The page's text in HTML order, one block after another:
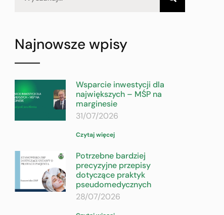
Najnowsze wpisy
Wsparcie inwestycji dla
największych – MŚP na
marginesie
31/07/2026
Czytaj więcej
Potrzebne bardziej
precyzyjne przepisy
dotyczące praktyk
pseudomedycznych
28/07/2026